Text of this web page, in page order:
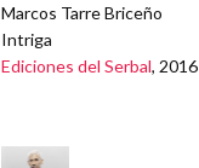
Marcos Tarre Briceño
Intriga
Ediciones del Serbal, 2016